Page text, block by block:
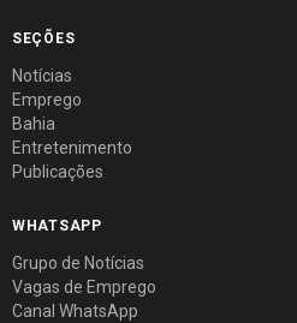
SEÇÕES
Notícias
Emprego
Bahia
Entretenimento
Publicações
WHATSAPP
Grupo de Notícias
Vagas de Emprego
Canal WhatsApp